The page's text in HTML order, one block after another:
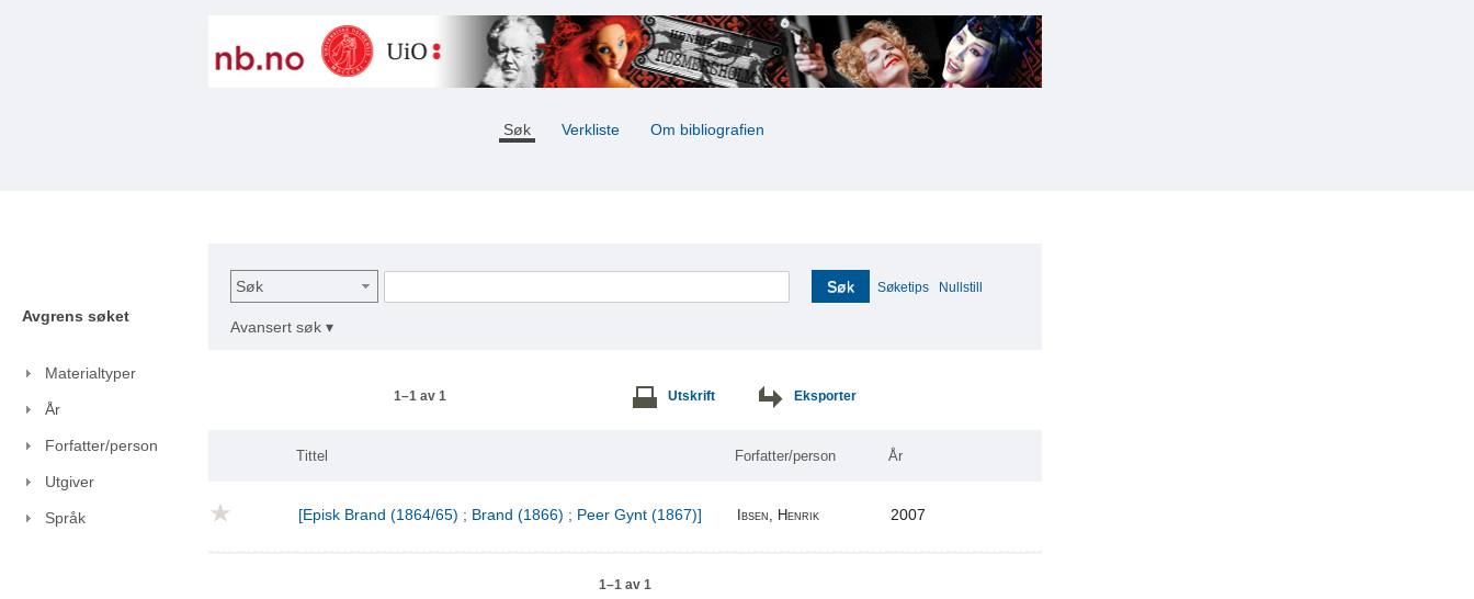
Søk Verkliste Om bibliografien
Avgrens søket
Materialtyper
År
Forfatter/person
Utgiver
Språk
Søk Søk Søketips Nullstill
Avansert søk ▾
1–1 av 1 Utskrift Eksporter
Tittel Forfatter/person År
[Episk Brand (1864/65) ; Brand (1866) ; Peer Gynt (1867)] Ibsen, Henrik 2007
1–1 av 1